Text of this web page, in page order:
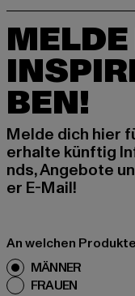
BEN!
Melde dich hier
erhalte künftig
nds, Angebote
er E-Mail!
An welchen
MÄNNER
FRAUEN